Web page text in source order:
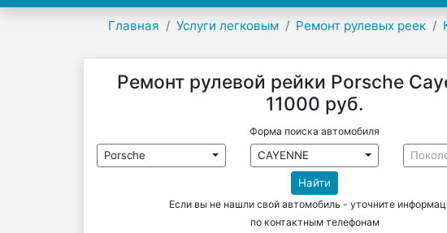
Главная Услуги легковым Ремонт рулевых реек
Ремонт рулевой рейки Porsche
11000 руб.
Форма поиска автомобиля
Porsche CAYENNE
Найти
Если вы не нашли свой автомобиль - уточните
по контактным телефонам